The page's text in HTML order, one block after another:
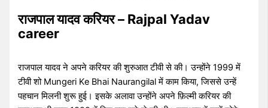
राजपाल यादव करियर – Rajpal Yadav
career
राजपाल यादव ने अपने करियर की शुरुआत टीवी से की। उन्होंने 1999 में
टीवी शो Mungeri Ke Bhai Naurangilal में काम किया, जिससे उन्हें
पहचान मिलनी शुरू हुई। इसके अलावा उन्होंने अपने फ़िल्मी करियर की